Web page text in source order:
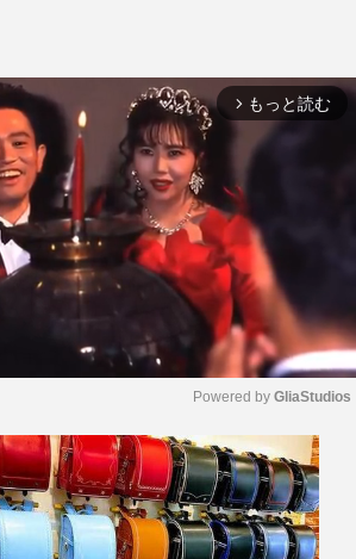
arrow_forward_ios もっと読む
M
u
t
e
Powered by GliaStudios